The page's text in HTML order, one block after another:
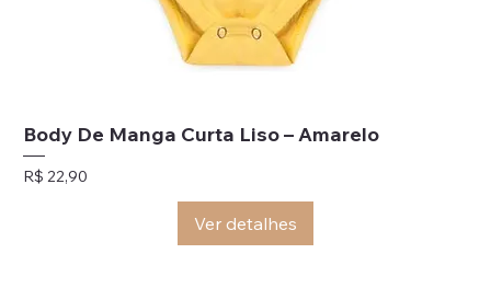
Body De Manga Curta Liso – Amarelo
Preço
R$ 22,90
Ver detalhes